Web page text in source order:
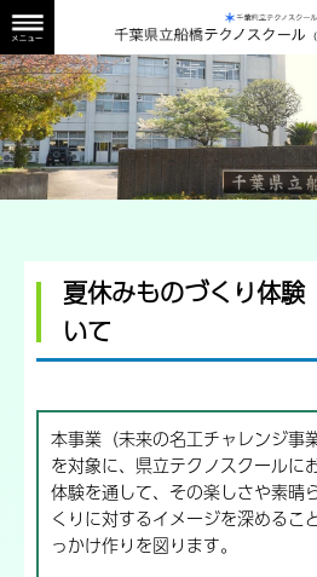
船橋校外観画像
夏休みものづくり体
いて
本事業（未来の名工チャレンジ事
を対象に、県立テクノスクールに
体験を通して、その楽しさや素晴
くりに対するイメージを深めるこ
っかけ作りを図ります。